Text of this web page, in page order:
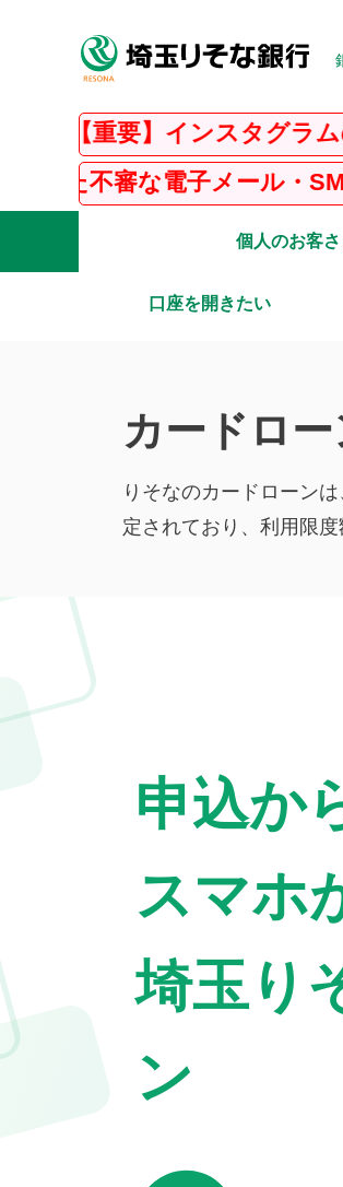
】インスタグラムの偽アカ
メール・SMS（ショート
個人のお客さ
口座を開きたい
カードロー
りそなのカードローン
定されており、利用限
申込か
スマホ
埼玉り
ン